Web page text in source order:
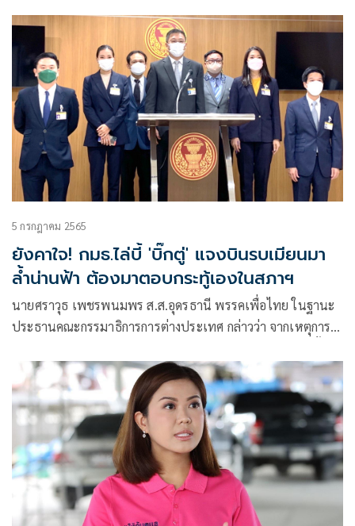
อวดอุตริ
5 กรกฎาคม 2565
ยังคาใจ! กมธ.ไล่บี้ 'บิ๊กตู่' แจงบินรบเมียนมา
ล้ำน่านฟ้า ต้องมาตอบกระทู้เองในสภาฯ
นายศราวุธ เพชรพนมพร ส.ส.อุดรธานี พรรคเพื่อไทย ในฐานะ
ประธานคณะกรรมาธิการการต่างประเทศ กล่าวว่า จากเหตุการณ์
ทราบว่าก่อนเกิดเหตุ 1 วัน ทางไทยได้ส่งแม่ทัพภาคที่ 3